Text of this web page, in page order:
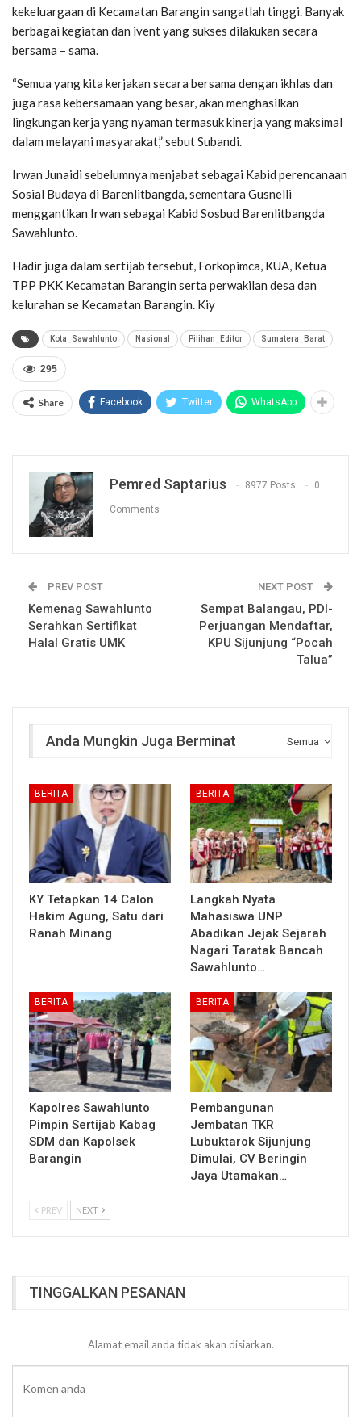
kekeluargaan di Kecamatan Barangin sangatlah tinggi. Banyak
berbagai kegiatan dan ivent yang sukses dilakukan secara
bersama – sama.
“Semua yang kita kerjakan secara bersama dengan ikhlas dan
juga rasa kebersamaan yang besar, akan menghasilkan
lingkungan kerja yang nyaman termasuk kinerja yang maksimal
dalam melayani masyarakat,” sebut Subandi.
Irwan Junaidi sebelumnya menjabat sebagai Kabid perencanaan
Sosial Budaya di Barenlitbangda, sementara Gusnelli
menggantikan Irwan sebagai Kabid Sosbud Barenlitbangda
Sawahlunto.
Hadir juga dalam sertijab tersebut, Forkopimca, KUA, Ketua
TPP PKK Kecamatan Barangin serta perwakilan desa dan
kelurahan se Kecamatan Barangin. Kiy
Kota_Sawahlunto Nasional Pilihan_Editor Sumatera_Barat
295
Share Facebook Twitter WhatsApp
Pemred Saptarius 8977 Posts 0
Comments
PREV POST
Kemenag Sawahlunto
Serahkan Sertifikat
Halal Gratis UMK
NEXT POST
Sempat Balangau, PDI-
Perjuangan Mendaftar,
KPU Sijunjung “Pocah
Talua”
Semua
Anda Mungkin Juga Berminat
BERITA
KY Tetapkan 14 Calon
Hakim Agung, Satu dari
Ranah Minang
BERITA
Langkah Nyata
Mahasiswa UNP
Abadikan Jejak Sejarah
Nagari Taratak Bancah
Sawahlunto…
BERITA
Kapolres Sawahlunto
Pimpin Sertijab Kabag
SDM dan Kapolsek
Barangin
BERITA
Pembangunan
Jembatan TKR
Lubuktarok Sijunjung
Dimulai, CV Beringin
Jaya Utamakan…
PREV NEXT
TINGGALKAN PESANAN
Alamat email anda tidak akan disiarkan.